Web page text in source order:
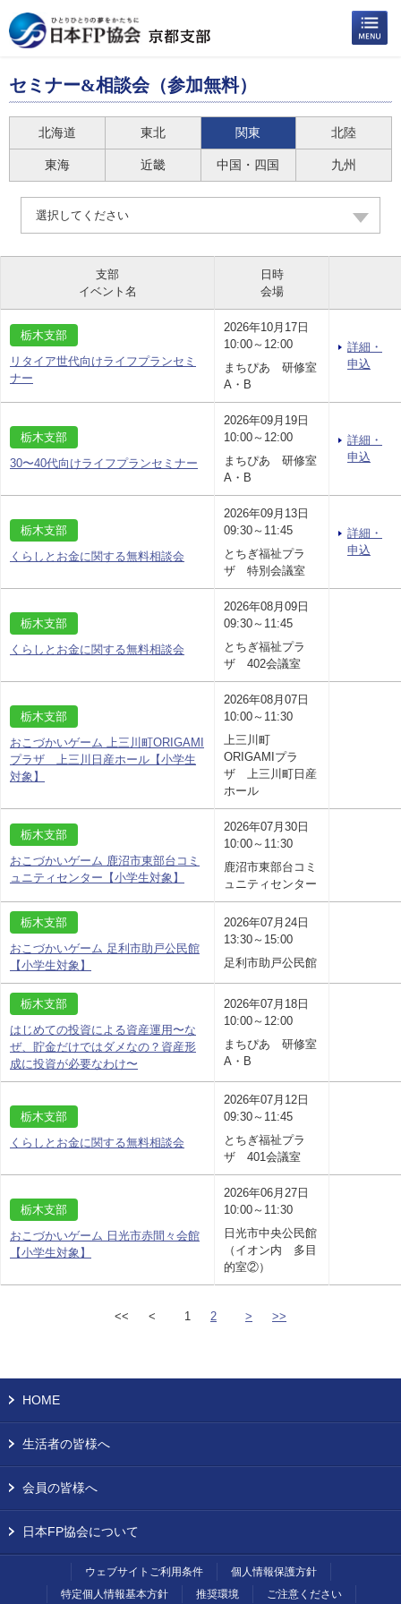
セミナー&相談会（参加無料）
北海道 東北 関東 北陸
東海 近畿 中国・四国 九州
選択してください
支部
イベント名
日時
会場
栃木支部
リタイア世代向けライフプランセミ
ナー
2026年10月17日
10:00～12:00
まちぴあ 研修室
A・B
詳細・
申込
栃木支部
30〜40代向けライフプランセミナー
2026年09月19日
10:00～12:00
まちぴあ 研修室
A・B
詳細・
申込
栃木支部
くらしとお金に関する無料相談会
2026年09月13日
09:30～11:45
とちぎ福祉プラ
ザ 特別会議室
詳細・
申込
栃木支部
くらしとお金に関する無料相談会
2026年08月09日
09:30～11:45
とちぎ福祉プラ
ザ 402会議室
栃木支部
おこづかいゲーム 上三川町ORIGAMI
プラザ 上三川日産ホール【小学生
対象】
2026年08月07日
10:00～11:30
上三川町
ORIGAMIプラ
ザ 上三川町日産
ホール
栃木支部
おこづかいゲーム 鹿沼市東部台コミ
ュニティセンター【小学生対象】
2026年07月30日
10:00～11:30
鹿沼市東部台コミ
ュニティセンター
栃木支部
おこづかいゲーム 足利市助戸公民館
【小学生対象】
2026年07月24日
13:30～15:00
足利市助戸公民館
栃木支部
はじめての投資による資産運用〜な
ぜ、貯金だけではダメなの？資産形
成に投資が必要なわけ〜
2026年07月18日
10:00～12:00
まちぴあ 研修室
A・B
栃木支部
くらしとお金に関する無料相談会
2026年07月12日
09:30～11:45
とちぎ福祉プラ
ザ 401会議室
栃木支部
おこづかいゲーム 日光市赤間々会館
【小学生対象】
2026年06月27日
10:00～11:30
日光市中央公民館
（イオン内 多目
的室②）
<< < 1 2 > >>
HOME
生活者の皆様へ
会員の皆様へ
日本FP協会について
ウェブサイトご利用条件
個人情報保護方針
特定個人情報基本方針
推奨環境 ご注意ください